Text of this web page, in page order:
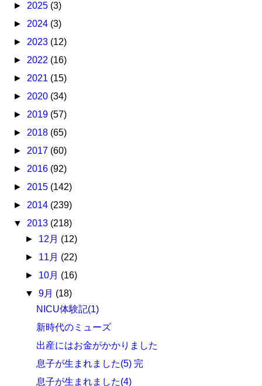
► 2025 (3)
► 2024 (3)
► 2023 (12)
► 2022 (16)
► 2021 (15)
► 2020 (34)
► 2019 (57)
► 2018 (65)
► 2017 (60)
► 2016 (92)
► 2015 (142)
► 2014 (239)
▼ 2013 (218)
► 12月 (12)
► 11月 (22)
► 10月 (16)
▼ 9月 (18)
NICU体験記(1)
新時代のミューズ
出産にはお金がかかりました
息子が生まれました(5) 完
息子が生まれました(4)